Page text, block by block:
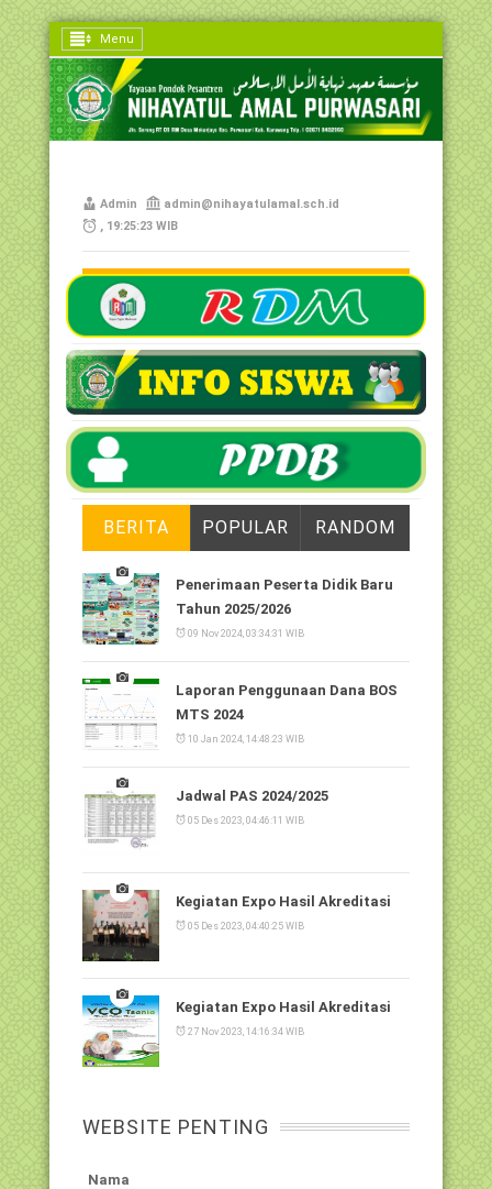
Menu
Admin
admin@nihayatulamal.sch.id
, 19:25:23 WIB
BERITA POPULAR RANDOM
Penerimaan Peserta Didik Baru
Tahun 2025/2026
09 Nov 2024, 03:34:31 WIB
Laporan Penggunaan Dana BOS
MTS 2024
10 Jan 2024, 14:48:23 WIB
Jadwal PAS 2024/2025
05 Des 2023, 04:46:11 WIB
Kegiatan Expo Hasil Akreditasi
05 Des 2023, 04:40:25 WIB
Kegiatan Expo Hasil Akreditasi
27 Nov 2023, 14:16:34 WIB
WEBSITE PENTING
Nama